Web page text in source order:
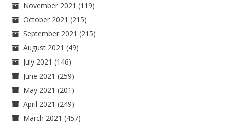
November 2021 (119)
October 2021 (215)
September 2021 (215)
August 2021 (49)
July 2021 (146)
June 2021 (259)
May 2021 (201)
April 2021 (249)
March 2021 (457)